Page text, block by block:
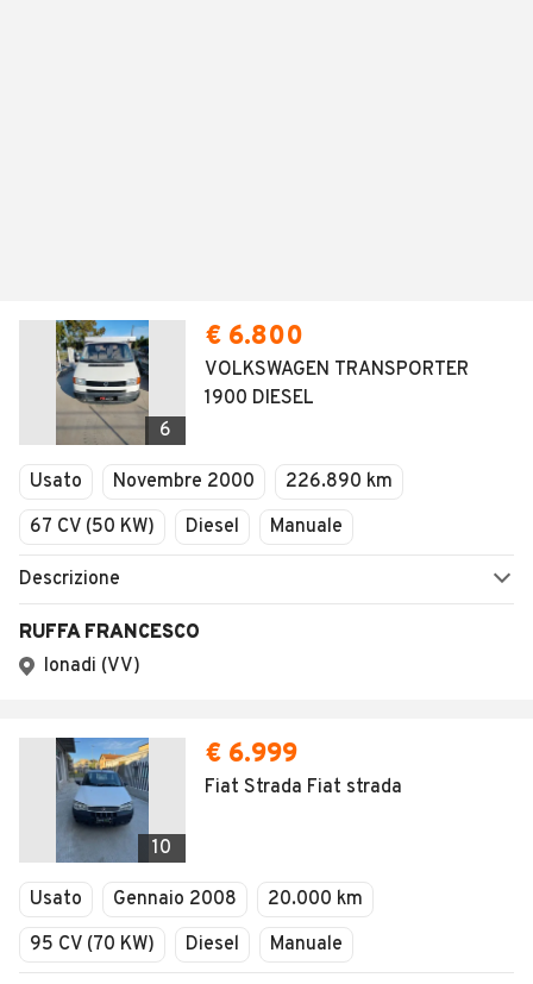
6
€ 6.800
VOLKSWAGEN TRANSPORTER
1900 DIESEL
Usato Novembre 2000
226.890 km
67 CV (50 KW)
Diesel Manuale
Descrizione
RUFFA FRANCESCO
Ionadi (VV)
10
€ 6.999
Fiat Strada Fiat strada
Usato Gennaio 2008
20.000 km
95 CV (70 KW)
Diesel Manuale